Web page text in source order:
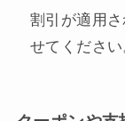
割引が適用
せてください